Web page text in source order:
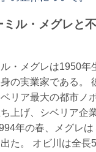
ル・メグレと
・メグレは1950年
の実業家である。
リア最大の都市ノ
上げ、シベリア企
年の春、メグレは
た。 オビ川は全長